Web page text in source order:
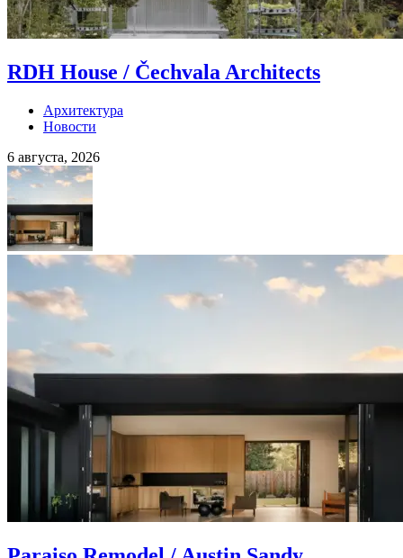
RDH House / Čechvala Architects
Архитектура
Новости
6 августа, 2026